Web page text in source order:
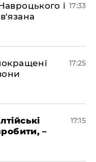
і 17:33
17:25
–
17:15